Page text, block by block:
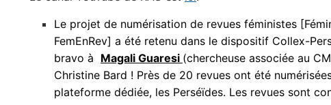
Le projet de numérisation de revues féministes
FemEnRev] a été retenu dans le dispositif Collex-
bravo à Magali Guaresi (chercheuse associée au
Christine Bard ! Près de 20 revues ont été
plateforme dédiée, les Perséïdes. Les revues sont